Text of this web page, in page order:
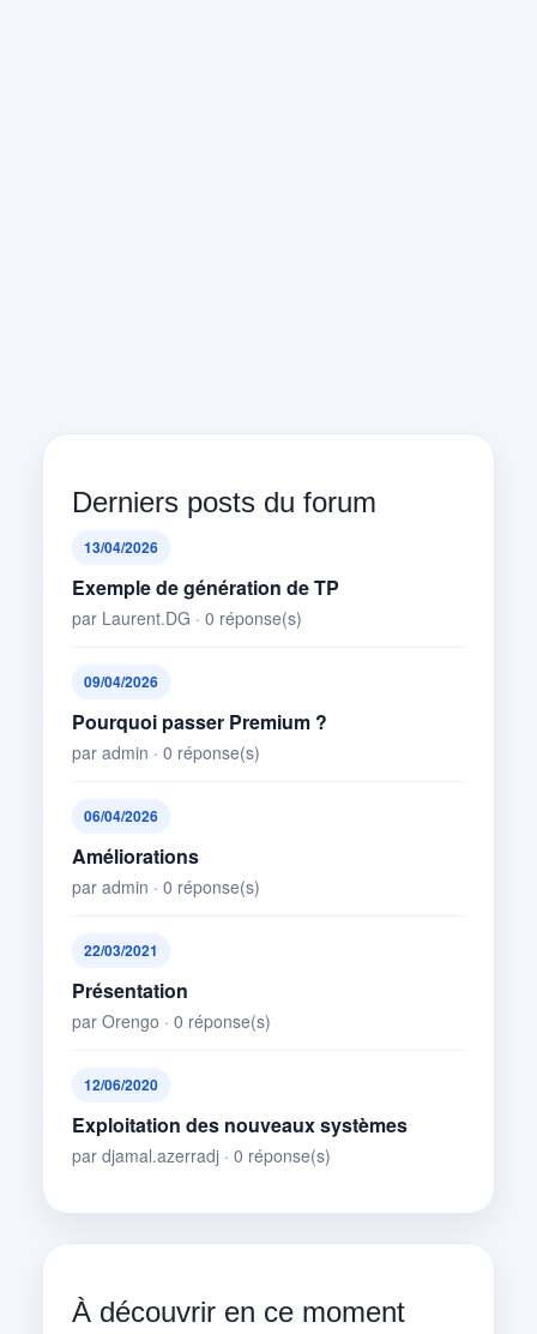
Derniers posts du forum
13/04/2026
Exemple de génération de TP
par Laurent.DG · 0 réponse(s)
09/04/2026
Pourquoi passer Premium ?
par admin · 0 réponse(s)
06/04/2026
Améliorations
par admin · 0 réponse(s)
22/03/2021
Présentation
par Orengo · 0 réponse(s)
12/06/2020
Exploitation des nouveaux systèmes
par djamal.azerradj · 0 réponse(s)
À découvrir en ce moment